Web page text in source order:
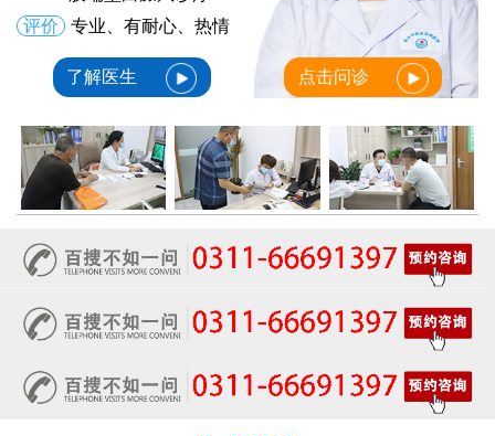
评价
专业、有耐心、热情
了解医生 点击问诊